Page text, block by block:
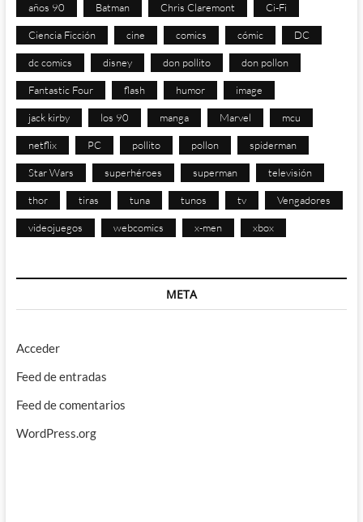
años 90 Batman Chris Claremont Ci-Fi
Ciencia Ficción cine comics cómic DC
dc comics disney don pollito don pollon
Fantastic Four flash humor image
jack kirby los 90 manga Marvel mcu
netflix PC pollito pollon spiderman
Star Wars superhéroes superman televisión
thor tiras tuna tunos tv Vengadores
videojuegos webcomics x-men xbox
META
Acceder
Feed de entradas
Feed de comentarios
WordPress.org